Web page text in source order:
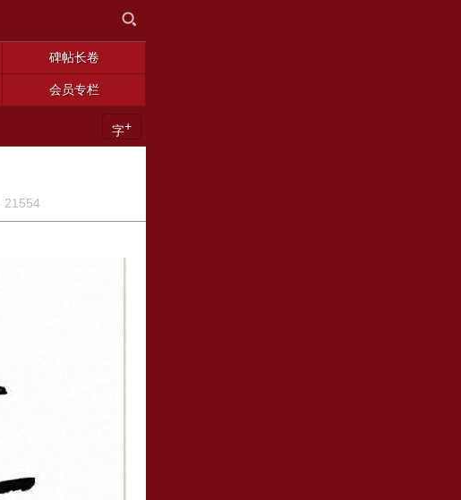
碑帖长卷
会员专栏
字+
21554